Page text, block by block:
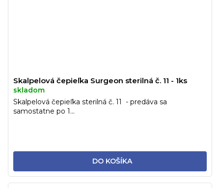
Skalpelová čepieľka Surgeon sterilná č. 11 - 1ks
skladom
DO KOŠÍKA
Skalpelová čepieľka sterilná č. 11 - predáva sa
samostatne po 1...